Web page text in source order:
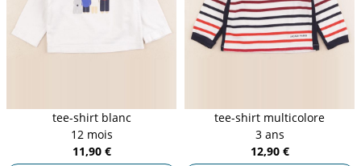
tee-shirt blanc
12 mois
11,90 €
tee-shirt multicolore
3 ans
12,90 €